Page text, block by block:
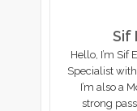
Sif
Hello, I’m Sif
Specialist
I’m also a
strong